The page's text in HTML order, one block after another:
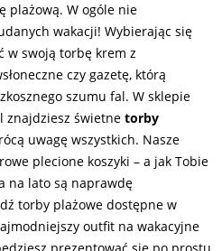
plażową. W ogóle nie
wakacji! Wybierając się
w swoją torbę krem z
czy gazetę, którą
szumu fal. W sklepie
znajdziesz świetne torby
uwagę wszystkich. Nasze
plecione koszyki – a jak Tobie
na lato są naprawdę
torby plażowe dostępne w
outfit na wakacyjne